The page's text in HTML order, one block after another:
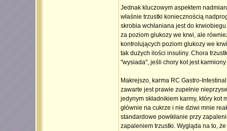
Jednak kluczowym aspektem
właśnie trzustki koniecznością
skrobia wchłaniana jest do
za poziom glukozy we krwi, ale
kontrolujących poziom glukozy we
tak dużych ilości insuliny. Chora
"wysiada", jeśli chory kot jest
Makrejszo, karma RC Gastro-
zawarte jest prawie zupełnie
jedynym składnikiem karmy, który kot
głównie na cukrze i nie dziwi mnie
standardowe powikłanie przy
zapaleniem trzustki. Wygląda na to,